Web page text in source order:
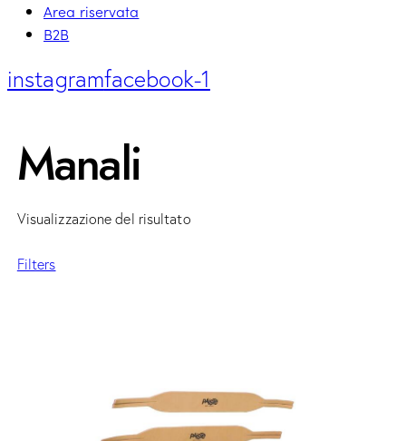
Area riservata
B2B
instagramfacebook-1
Manali
Visualizzazione del risultato
Filters